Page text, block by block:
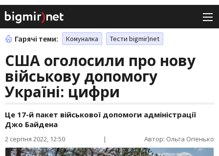
Гарячі теми: Комуналка Тести bigmir)net
США оголосили про нову
військову допомогу
Україні: цифри
Це 17-й пакет військової допомоги адміністрації
Джо Байдена
2 серпня 2022, 12:50 | Автор: Ольга Опенько